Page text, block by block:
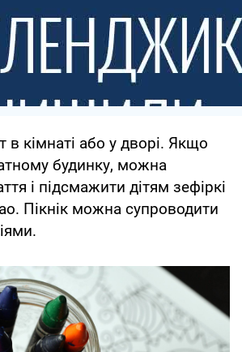
в кімнаті або у дворі. Якщо
будинку, можна
і підсмажити дітям зефіркі
Пікнік можна супроводити